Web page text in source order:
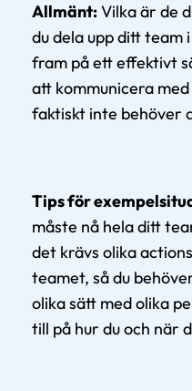
Allmänt:Vilka är de
du dela upp ditt
fram på ett effektivt
att kommunicera
faktiskt inte behöver
Tips för
måste nå hela ditt
det krävs olika
teamet, så du
olika sätt med olika
till på hur du och när